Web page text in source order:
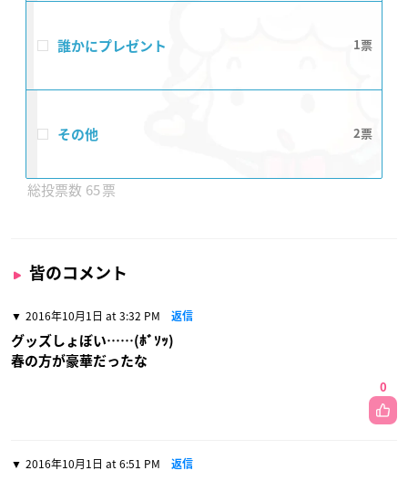
誰かにプレゼント 1
その他 2
65
皆のコメント
2016年10月1日 at 3:32 PM 返信
グッズしょぼい……(ﾎﾞｿｯ)
春の方が豪華だったな
0
2016年10月1日 at 6:51 PM 返信